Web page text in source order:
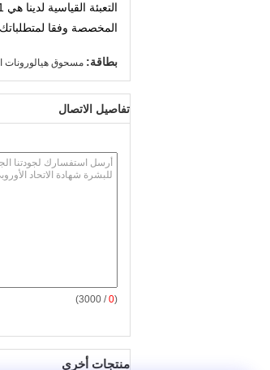
التعبئة القياسية لدينا هي 1 كجم / كيس رقائق ، و 10 أكياس رقائق وضعت في أسطوانة واحدة.
المخصصة وفقا لمتطلباتك.
بطاقة: مسحوق هيالورونات
تفاصيل الاتصال
(
0
/ 3000)
منتجات أخرى